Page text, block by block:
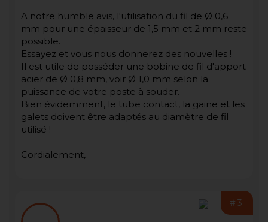
A notre humble avis, l'utilisation du fil de Ø 0,6
mm pour une épaisseur de 1,5 mm et 2 mm reste
possible.
Essayez et vous nous donnerez des nouvelles !
Il est utile de posséder une bobine de fil d'apport
acier de Ø 0,8 mm, voir Ø 1,0 mm selon la
puissance de votre poste à souder.
Bien évidemment, le tube contact, la gaine et les
galets doivent être adaptés au diamètre de fil
utilisé !
Cordialement,
#3